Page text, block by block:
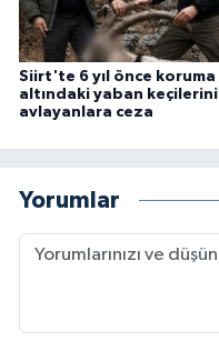
Siirt'te 6 yıl önce koruma
altındaki yaban keçilerini
avlayanlara ceza
Yorumlar